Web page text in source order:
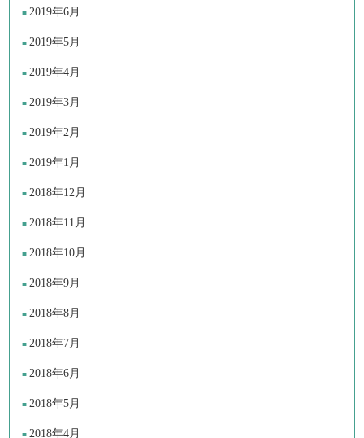
2019年6月
2019年5月
2019年4月
2019年3月
2019年2月
2019年1月
2018年12月
2018年11月
2018年10月
2018年9月
2018年8月
2018年7月
2018年6月
2018年5月
2018年4月